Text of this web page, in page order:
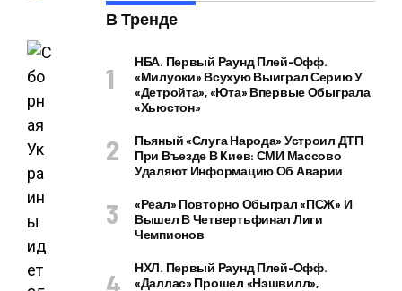
В Тренде
НБА. Первый Раунд Плей-Офф.
«Милуоки» Всухую Выиграл Серию У
«Детройта», «Юта» Впервые Обыграла
«Хьюстон»
Пьяный «слуга Народа» Устроил ДТП
При Въезде В Киев: СМИ Массово
Удаляют Информацию Об Аварии
«Реал» Повторно Обыграл «ПСЖ» И
Вышел В Четвертьфинал Лиги
Чемпионов
НХЛ. Первый Раунд Плей-Офф.
«Даллас» Прошел «Нэшвилл»,